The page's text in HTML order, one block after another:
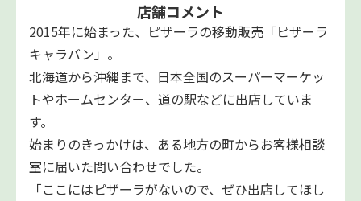
店舗コメント
2015年に始まった、ピザーラの移動販売「ピザーラ
キャラバン」。
北海道から沖縄まで、日本全国のスーパーマーケッ
トやホームセンター、道の駅などに出店していま
す。
始まりのきっかけは、ある地方の町からお客様相談
室に届いた問い合わせでした。
「ここにはピザーラがないので、ぜひ出店してほし